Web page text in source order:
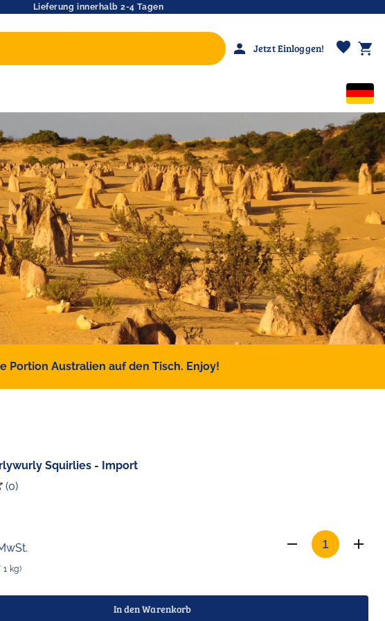
Lieferung innerhalb 2-4 Tagen
person Jetzt Einloggen! favorite shopping_cart
Portion Australien auf den Tisch. Enjoy!
Squirlies - Import
(0)
kg)
In den Warenkorb